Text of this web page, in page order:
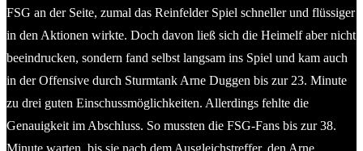
FSG an der Seite, zumal das Reinfelder Spiel schneller und flüssiger
in den Aktionen wirkte. Doch davon ließ sich die Heimelf aber nicht
beeindrucken, sondern fand selbst langsam ins Spiel und kam auch
in der Offensive durch Sturmtank Arne Duggen bis zur 23. Minute
zu drei guten Einschussmöglichkeiten. Allerdings fehlte die
Genauigkeit im Abschluss. So mussten die FSG-Fans bis zur 38.
Minute warten, bis sie nach dem Ausgleichstreffer, den Arne